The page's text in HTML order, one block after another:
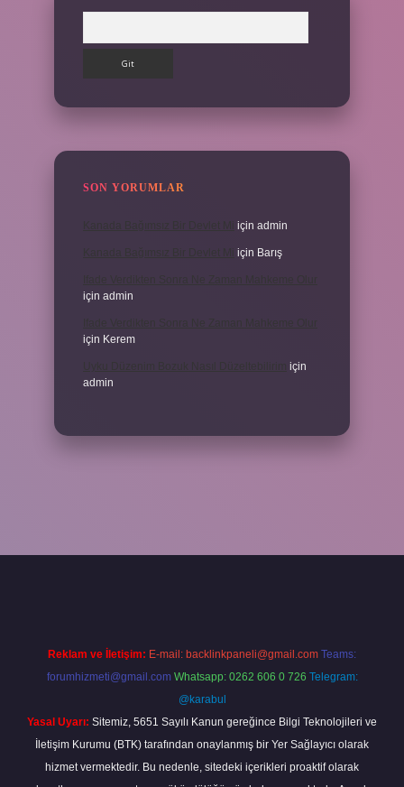
SON YORUMLAR
için admin
için Barış
için admin
için Kerem
için
admin
Reklam ve İletişim: E-mail: backlinkpaneli@gmail.com Teams:
forumhizmeti@gmail.com Whatsapp: 0262 606 0 726 Telegram:
@karabul
Yasal Uyarı: Sitemiz, 5651 Sayılı Kanun gereğince Bilgi Teknolojileri ve
İletişim Kurumu (BTK) tarafından onaylanmış bir Yer Sağlayıcı olarak
hizmet vermektedir. Bu nedenle, sitedeki içerikleri proaktif olarak